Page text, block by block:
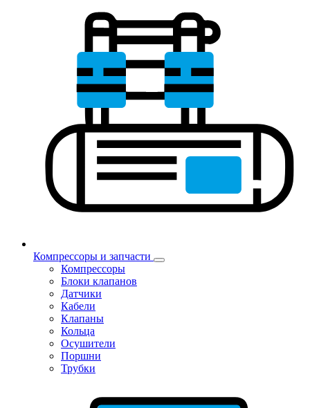
Компрессоры и запчасти
Компрессоры
Блоки клапанов
Датчики
Кабели
Клапаны
Кольца
Осушители
Поршни
Трубки